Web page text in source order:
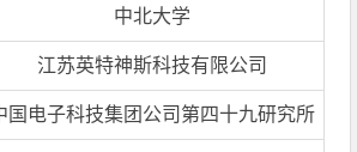
中北大学
江苏英特神斯科技有限公司
国电子科技集团公司第四十九研究所